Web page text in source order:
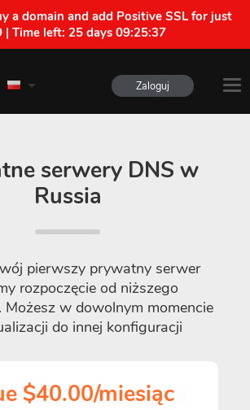
a domain and add Positive SSL for just
| Time left: 25 days 09:25:37
Zaloguj
serwery DNS w
Russia
pierwszy prywatny serwer
rozpoczęcie od niższego
Możesz w dowolnym momencie
do innej konfiguracji
$40.00/miesiąc